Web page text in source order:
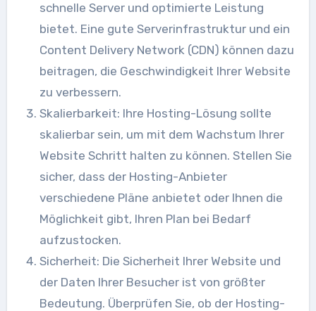
schnelle Server und optimierte Leistung
bietet. Eine gute Serverinfrastruktur und ein
Content Delivery Network (CDN) können dazu
beitragen, die Geschwindigkeit Ihrer Website
zu verbessern.
Skalierbarkeit: Ihre Hosting-Lösung sollte
skalierbar sein, um mit dem Wachstum Ihrer
Website Schritt halten zu können. Stellen Sie
sicher, dass der Hosting-Anbieter
verschiedene Pläne anbietet oder Ihnen die
Möglichkeit gibt, Ihren Plan bei Bedarf
aufzustocken.
Sicherheit: Die Sicherheit Ihrer Website und
der Daten Ihrer Besucher ist von größter
Bedeutung. Überprüfen Sie, ob der Hosting-